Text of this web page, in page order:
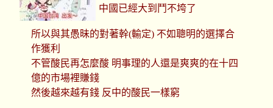
中國已經大到鬥不垮了
所以與其愚昧的對著幹(輸定) 不如聰明的選擇合
作獲利
不管酸民再怎麼酸 明事理的人還是爽爽的在十四
億的市場裡賺錢
然後越來越有錢 反中的酸民一樣窮